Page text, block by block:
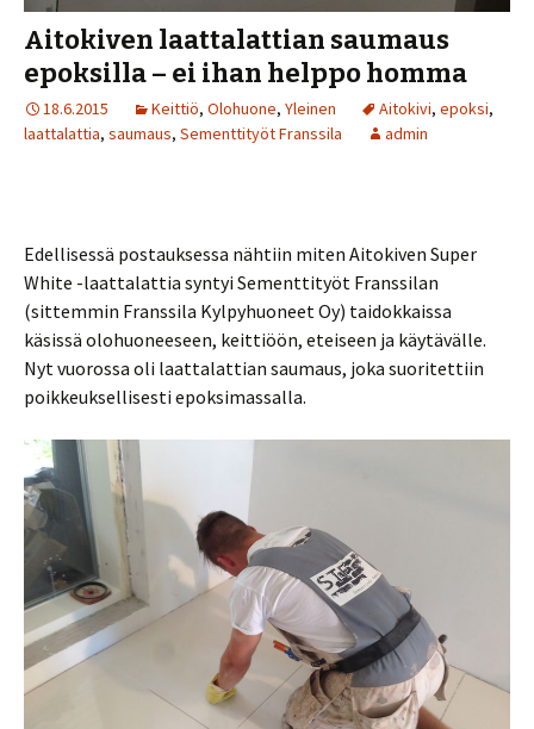
Aitokiven laattalattian saumaus
epoksilla – ei ihan helppo homma
18.6.2015 Keittiö, Olohuone, Yleinen Aitokivi, epoksi,
laattalattia, saumaus, Sementtityöt Franssila admin
Edellisessä postauksessa nähtiin miten Aitokiven Super
White -laattalattia syntyi Sementtityöt Franssilan
(sittemmin Franssila Kylpyhuoneet Oy) taidokkaissa
käsissä olohuoneeseen, keittiöön, eteiseen ja käytävälle.
Nyt vuorossa oli laattalattian saumaus, joka suoritettiin
poikkeuksellisesti epoksimassalla.